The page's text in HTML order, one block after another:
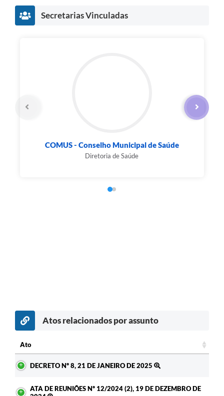
Secretarias Vinculadas
de Saúde Diretoria de Saúde
Atos relacionados por assunto
Ato
DECRETO Nº 8, 21 DE JANEIRO DE 2025
ATA DE REUNIÕES Nº 12/2024 (2), 19 DE DEZEMBRO DE